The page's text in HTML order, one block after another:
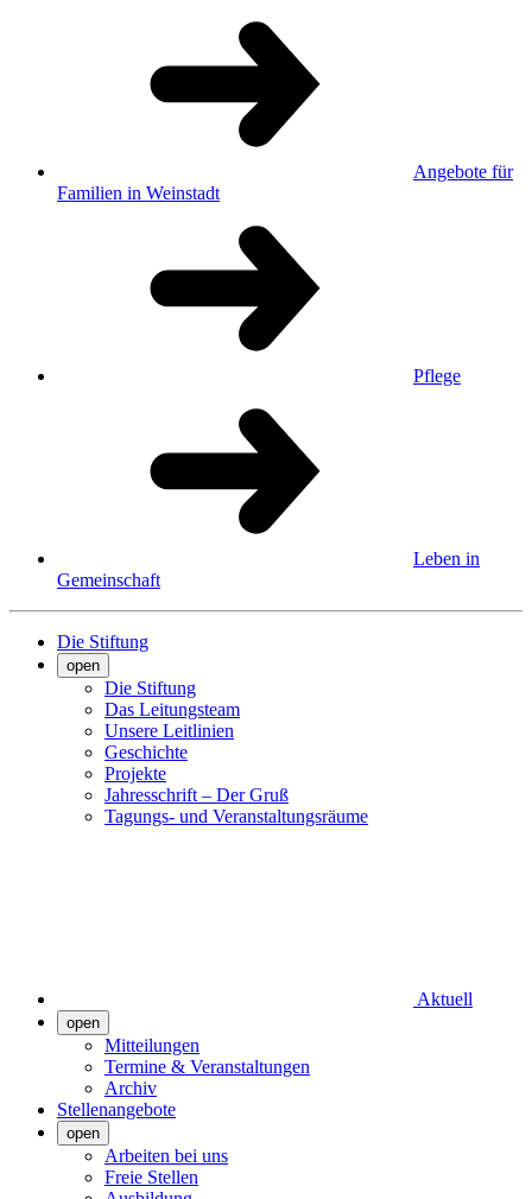
Angebote für
Familien in Weinstadt
Pflege
Leben in
Gemeinschaft
Die Stiftung
open
Die Stiftung
Das Leitungsteam
Unsere Leitlinien
Geschichte
Projekte
Jahresschrift – Der Gruß
Tagungs- und Veranstaltungsräume
Aktuell
open
Mitteilungen
Termine & Veranstaltungen
Archiv
Stellenangebote
open
Arbeiten bei uns
Freie Stellen